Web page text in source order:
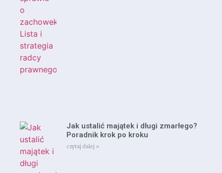
Jak ustalić majątek i długi zmarłego?
Poradnik krok po kroku
czytaj dalej »